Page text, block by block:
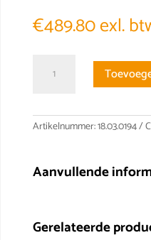
€489.80exl.
AID102440A300LTPOTIP65
Actuator
aantal
Artikelnummer:18.03.0194
Aanvullende
Gerelateerde